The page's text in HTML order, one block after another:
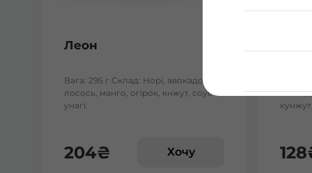
Леон
Вага: 295 г Склад: Норі, авокадо,
лосось, манго, огірок, кнжут, соус
унагі.
204₴ Хочу
Вага:
кунжут
128